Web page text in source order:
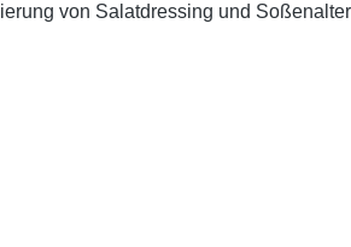
von Salatdressing und